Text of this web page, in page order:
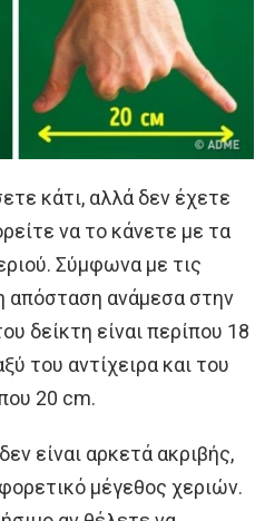
κάτι, αλλά δεν έχετε
να το κάνετε με τα
Σύμφωνα με τις
απόσταση ανάμεσα στην
δείκτη είναι περίπου 18
του αντίχειρα και του
20 cm.
είναι αρκετά ακριβής,
μέγεθος χεριών.